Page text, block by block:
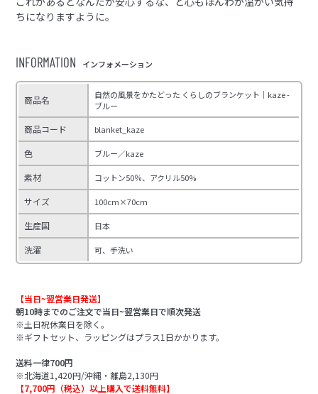
ちになりますように。
INFORMATION インフォメーション
商品名
自然の風景をかたどった くらしのブランケット｜kaze -
ブルー
商品コード blanket_kaze
色 ブルー／kaze
素材 コットン50％、アクリル50%
サイズ 100cm×70cm
生産国 日本
洗濯 可、手洗い
【当日~翌営業日発送】
朝10時までのご注文で当日~翌営業日で順次発送
※土日祝休業日を除く。
※ギフトセット、ラッピングはプラス1日かかります。
送料一律700円
※北海道1,420円/沖縄・離島2,130円
【7,700円（税込）以上購入で送料無料】